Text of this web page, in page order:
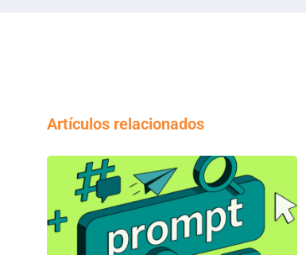
Artículos relacionados